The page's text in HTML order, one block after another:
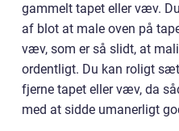
gammelt tapet eller væv.
af blot at male oven på
væv, som er så slidt, at
ordentligt. Du kan roligt
fjerne tapet eller væv, da
med at sidde umanerligt